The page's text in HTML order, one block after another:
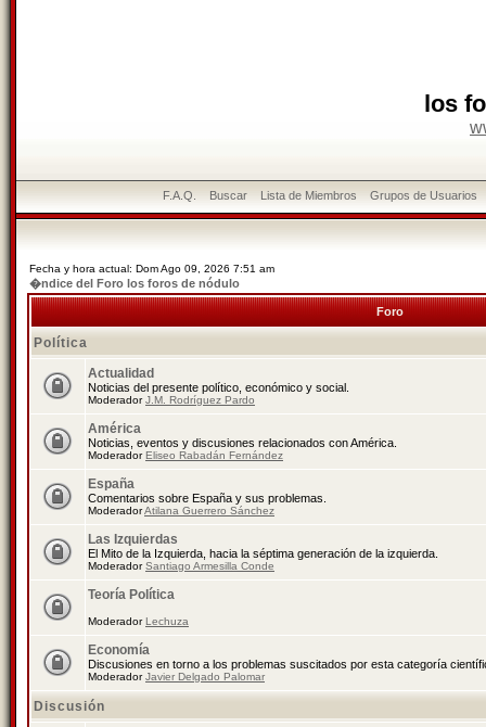
los
F.A.Q. Buscar Lista de Miembros Grupos de Usuarios
Fecha y hora actual: Dom Ago 09, 2026 7:51 am
�ndice del Foro los foros de nódulo
Foro
Política
Actualidad
Noticias del presente político, económico y social.
ModeradorJ.M. Rodríguez Pardo
América
Noticias, eventos y discusiones relacionados con América.
ModeradorEliseo Rabadán Fernández
España
Comentarios sobre España y sus problemas.
ModeradorAtilana Guerrero Sánchez
Las Izquierdas
El Mito de la Izquierda, hacia la séptima generación de la izquierda.
ModeradorSantiago Armesilla Conde
Teoría Política
ModeradorLechuza
Economía
Discusiones en torno a los problemas suscitados por esta categoría
ModeradorJavier Delgado Palomar
Discusión